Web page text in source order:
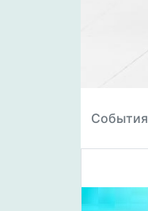
События